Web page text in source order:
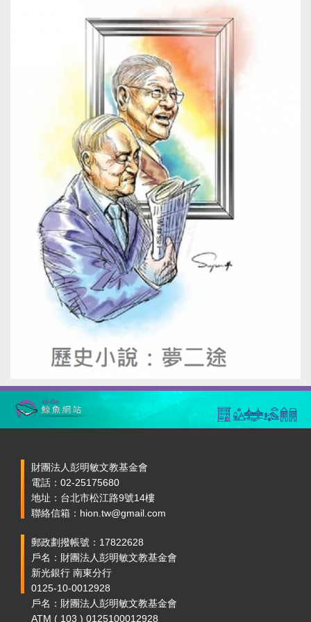
財團法人彭明敏文教基金會
電話：02-25175680
地址：台北市松江路9號14樓
聯絡信箱：hion.tw@gmail.com
郵政劃撥帳號：17822628
戶名：財團法人彭明敏文教基金會
新光銀行 南東分行
0125-10-0012928
戶名：財團法人彭明敏文教基金會
ATM ( 103 ) 0125100012928